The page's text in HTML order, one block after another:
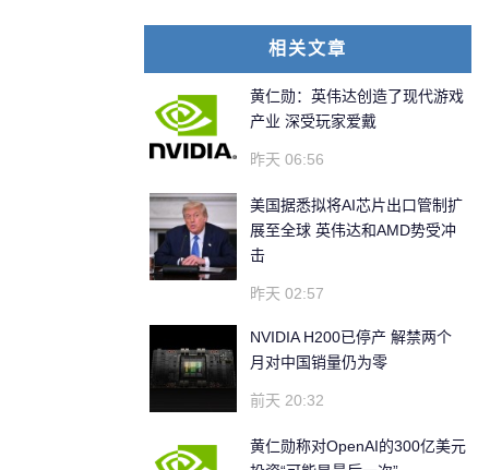
相关文章
黄仁勋：英伟达创造了现代游戏
产业 深受玩家爱戴
昨天 06:56
美国据悉拟将AI芯片出口管制扩
展至全球 英伟达和AMD势受冲
击
昨天 02:57
NVIDIA H200已停产 解禁两个
月对中国销量仍为零
前天 20:32
黄仁勋称对OpenAI的300亿美元